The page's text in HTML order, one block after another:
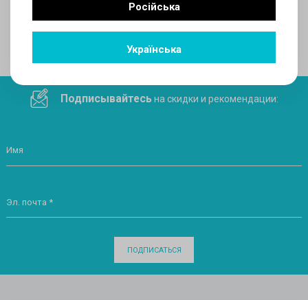
Російська
Українська
Поделитесь ссылкой в социальных сетях
Подписывайтесьна скидки и рекомендации:
Имя
Эл. почта *
ПОДПИСАТЬСЯ